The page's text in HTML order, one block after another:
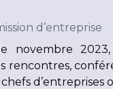
d’entreprise
novembre
rencontres,
d’entreprises